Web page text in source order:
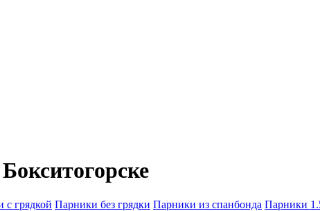
с грядкой Парники без грядки Парники из спанбонда Парники